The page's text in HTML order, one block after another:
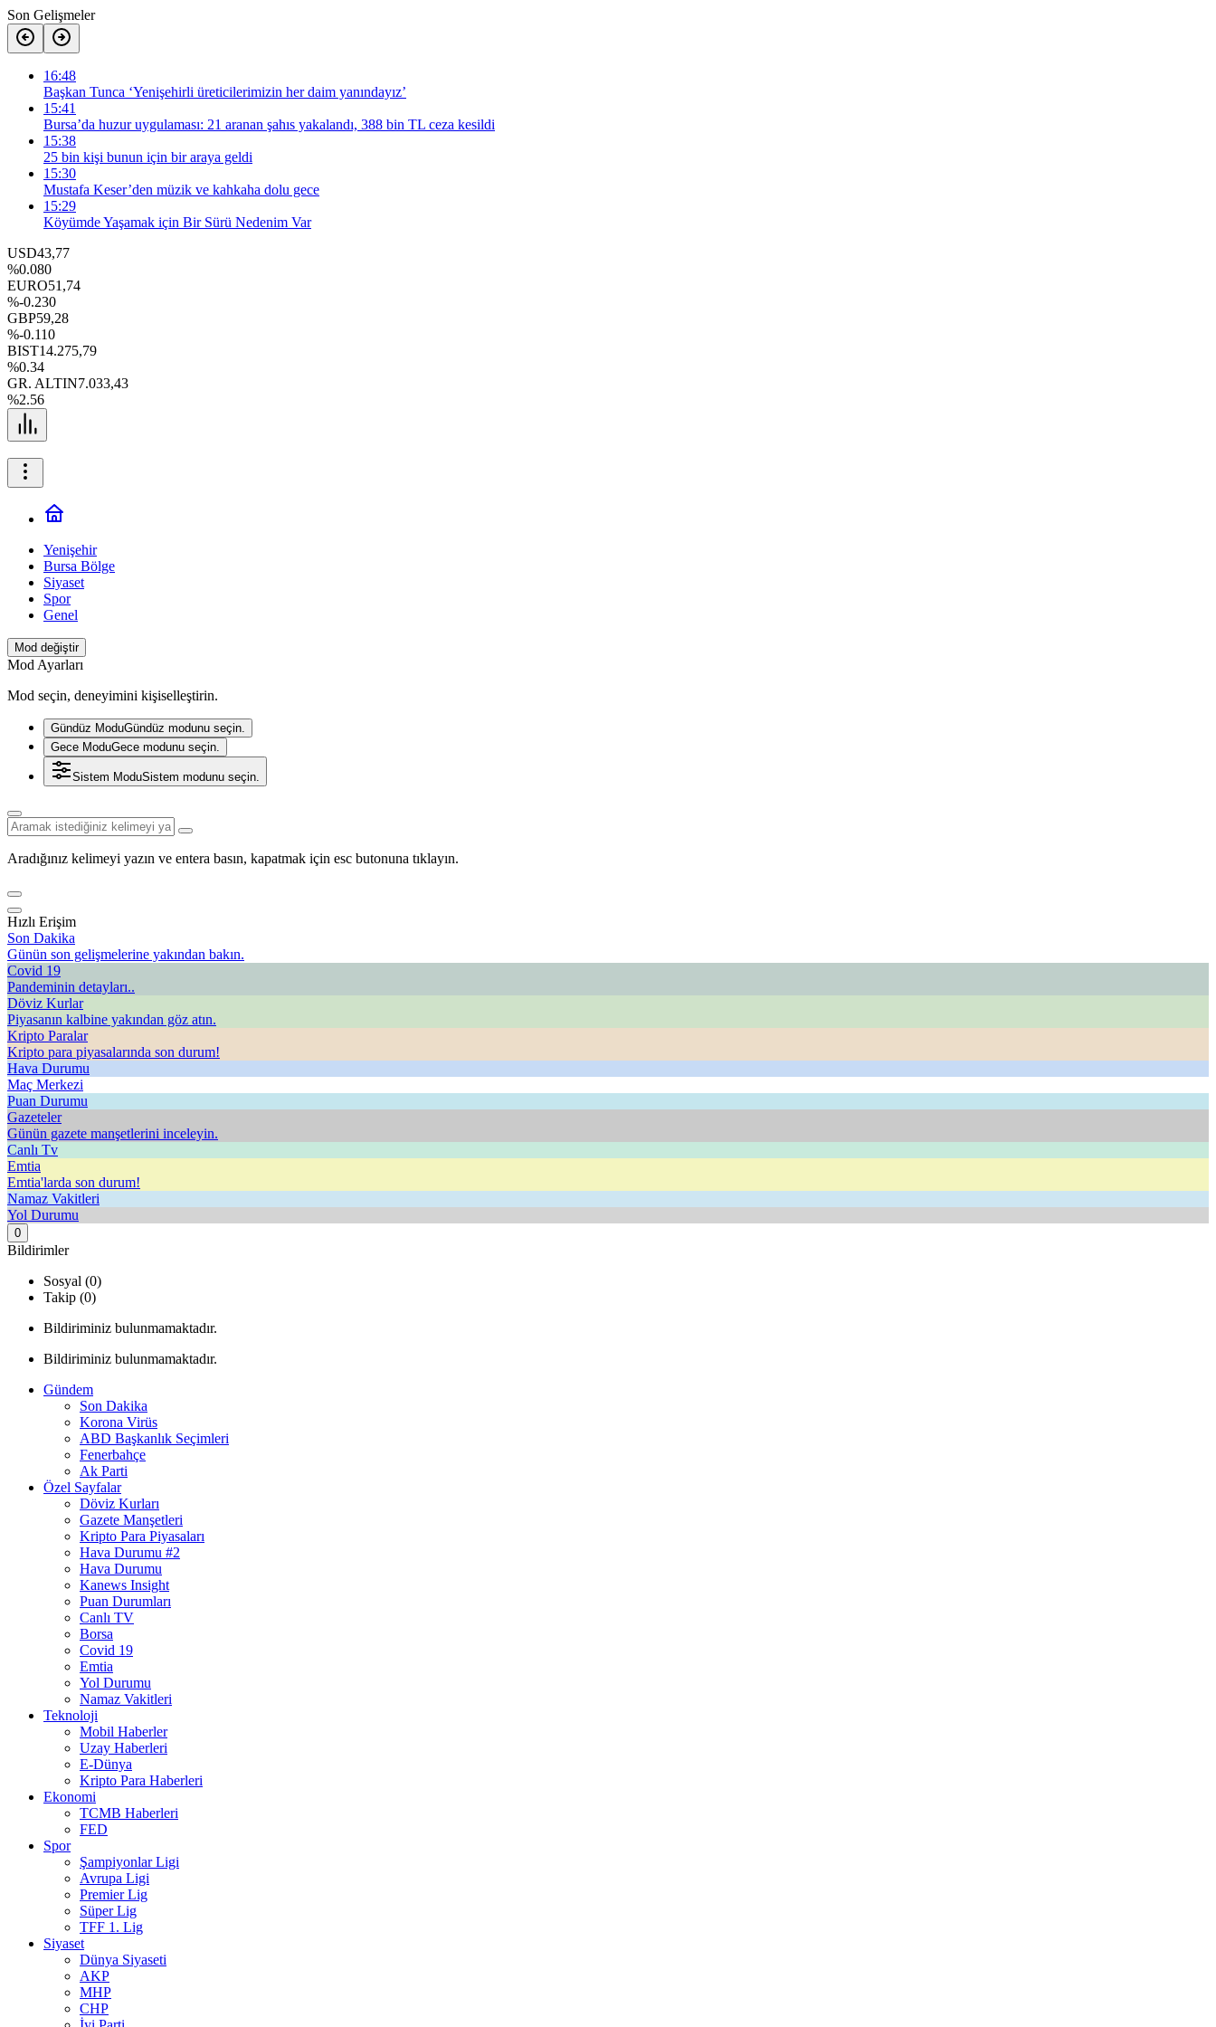
Son Gelişmeler
16:48
Başkan Tunca ‘Yenişehirli üreticilerimizin her daim yanındayız’
15:41
Bursa’da huzur uygulaması: 21 aranan şahıs yakalandı, 388 bin TL ceza kesildi
15:38
25 bin kişi bunun için bir araya geldi
15:30
Mustafa Keser’den müzik ve kahkaha dolu gece
15:29
Köyümde Yaşamak için Bir Sürü Nedenim Var
USD43,77
%0.080
EURO51,74
%-0.230
GBP59,28
%-0.110
BIST14.275,79
%0.34
GR. ALTIN7.033,43
%2.56
Yenişehir
Bursa Bölge
Siyaset
Spor
Genel
Mod değiştir
Mod Ayarları
Mod seçin, deneyimini kişiselleştirin.
Gündüz ModuGündüz modunu seçin.
Gece ModuGece modunu seçin.
Sistem ModuSistem modunu seçin.
Aradığınız kelimeyi yazın ve entera basın, kapatmak için esc butonuna tıklayın.
Hızlı Erişim
Son Dakika
Günün son gelişmelerine yakından bakın.
Covid 19
Pandeminin detayları..
Döviz Kurlar
Piyasanın kalbine yakından göz atın.
Kripto Paralar
Kripto para piyasalarında son durum!
Hava Durumu
Maç Merkezi
Puan Durumu
Gazeteler
Günün gazete manşetlerini inceleyin.
Canlı Tv
Emtia
Emtia'larda son durum!
Namaz Vakitleri
Yol Durumu
0
Bildirimler
Sosyal (0)
Takip (0)
Bildiriminiz bulunmamaktadır.
Bildiriminiz bulunmamaktadır.
Gündem
Son Dakika
Korona Virüs
ABD Başkanlık Seçimleri
Fenerbahçe
Ak Parti
Özel Sayfalar
Döviz Kurları
Gazete Manşetleri
Kripto Para Piyasaları
Hava Durumu #2
Hava Durumu
Kanews Insight
Puan Durumları
Canlı TV
Borsa
Covid 19
Emtia
Yol Durumu
Namaz Vakitleri
Teknoloji
Mobil Haberler
Uzay Haberleri
E-Dünya
Kripto Para Haberleri
Ekonomi
TCMB Haberleri
FED
Spor
Şampiyonlar Ligi
Avrupa Ligi
Premier Lig
Süper Lig
TFF 1. Lig
Siyaset
Dünya Siyaseti
AKP
MHP
CHP